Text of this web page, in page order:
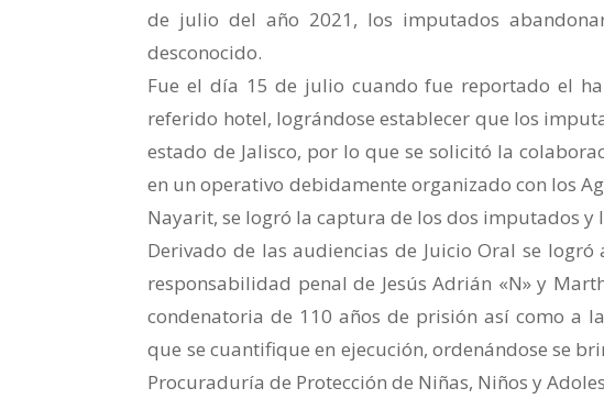
de julio del año 2021, los imputados
desconocido.
Fue el día 15 de julio cuando fue reportado el
referido hotel, lográndose establecer que los
estado de Jalisco, por lo que se solicitó la
en un operativo debidamente organizado con los
Nayarit, se logró la captura de los dos imputados
Derivado de las audiencias de Juicio Oral se
responsabilidad penal de Jesús Adrián «N» y
condenatoria de 110 años de prisión así como a
que se cuantifique en ejecución, ordenándose se
Procuraduría de Protección de Niñas, Niños y